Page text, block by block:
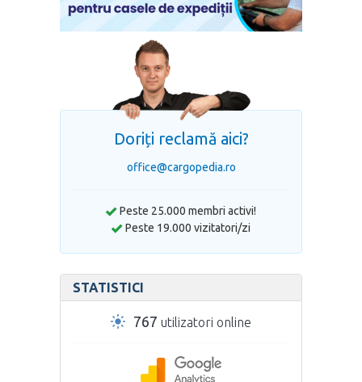
Doriți reclamă aici?
office@cargopedia.ro
Peste 25.000 membri activi!
Peste 19.000 vizitatori/zi
STATISTICI
767 utilizatori online